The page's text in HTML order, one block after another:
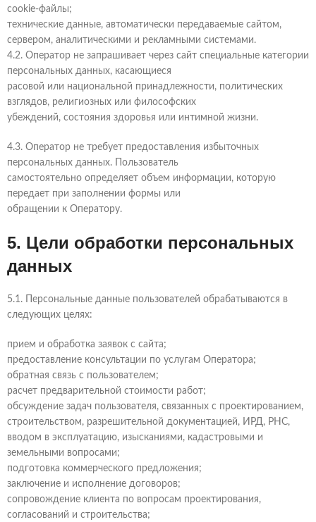
cookie-файлы;
технические данные, автоматически передаваемые сайтом,
сервером, аналитическими и рекламными системами.
4.2. Оператор не запрашивает через сайт специальные категории
персональных данных, касающиеся
расовой или национальной принадлежности, политических
взглядов, религиозных или философских
убеждений, состояния здоровья или интимной жизни.
4.3. Оператор не требует предоставления избыточных
персональных данных. Пользователь
самостоятельно определяет объем информации, которую
передает при заполнении формы или
обращении к Оператору.
5. Цели обработки персональных
данных
5.1. Персональные данные пользователей обрабатываются в
следующих целях:
прием и обработка заявок с сайта;
предоставление консультации по услугам Оператора;
обратная связь с пользователем;
расчет предварительной стоимости работ;
обсуждение задач пользователя, связанных с проектированием,
строительством, разрешительной документацией, ИРД, РНС,
вводом в эксплуатацию, изысканиями, кадастровыми и
земельными вопросами;
подготовка коммерческого предложения;
заключение и исполнение договоров;
сопровождение клиента по вопросам проектирования,
согласований и строительства;